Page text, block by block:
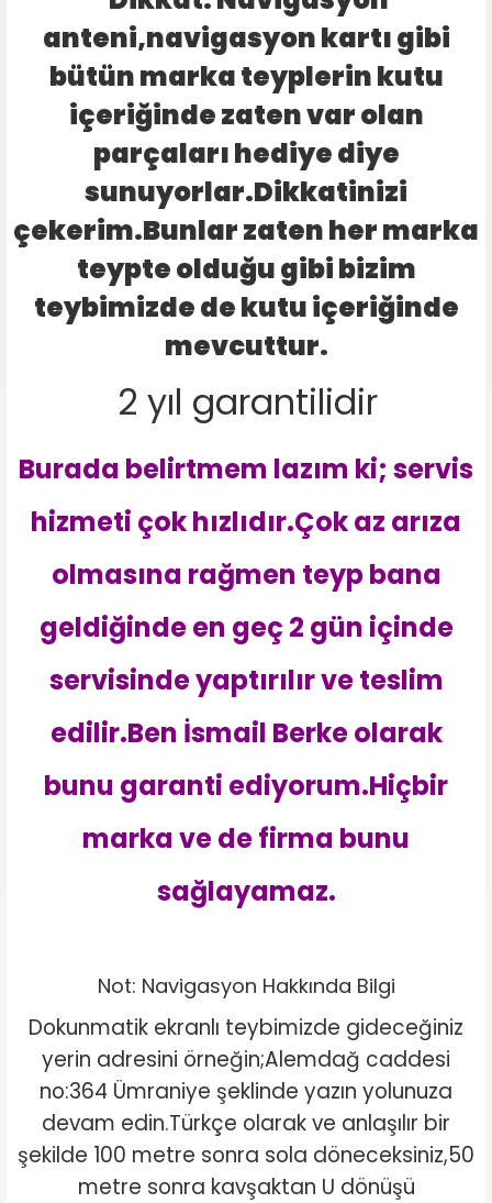
anteni,navigasyon kartı gibi
bütün marka teyplerin kutu
içeriğinde zaten var olan
parçaları hediye diye
sunuyorlar.Dikkatinizi
çekerim.Bunlar zaten her marka
teypte olduğu gibi bizim
teybimizde de kutu içeriğinde
mevcuttur.
2 yıl garantilidir
Burada belirtmem lazım ki; servis
hizmeti çok hızlıdır.Çok az arıza
olmasına rağmen teyp bana
geldiğinde en geç 2 gün içinde
servisinde yaptırılır ve teslim
edilir.Ben İsmail Berke olarak
bunu garanti ediyorum.Hiçbir
marka ve de firma bunu
sağlayamaz.
Not: Navigasyon Hakkında Bilgi
Dokunmatik ekranlı teybimizde gideceğiniz
yerin adresini örneğin;Alemdağ caddesi
no:364 Ümraniye şeklinde yazın yolunuza
devam edin.Türkçe olarak ve anlaşılır bir
şekilde 100 metre sonra sola döneceksiniz,50
metre sonra kavşaktan U dönüşü